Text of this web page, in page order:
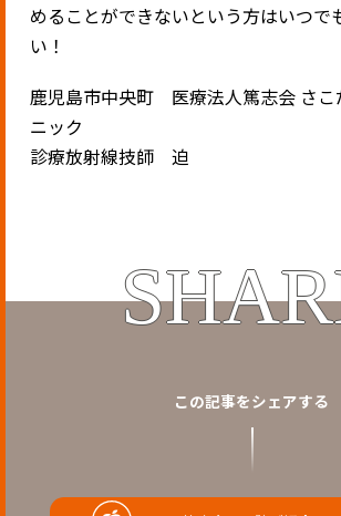
めることができないという方はいつで
い！
鹿児島市中央町 医療法人篤志会 さこ
ニック
診療放射線技師 迫
この記事をシェアする